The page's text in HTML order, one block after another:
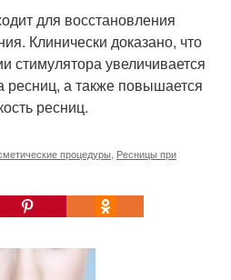
для восстановления
Клинически доказано, что
стимулятора увеличивается
ресниц, а также повышается
ресниц.
процедуры Ресницы при